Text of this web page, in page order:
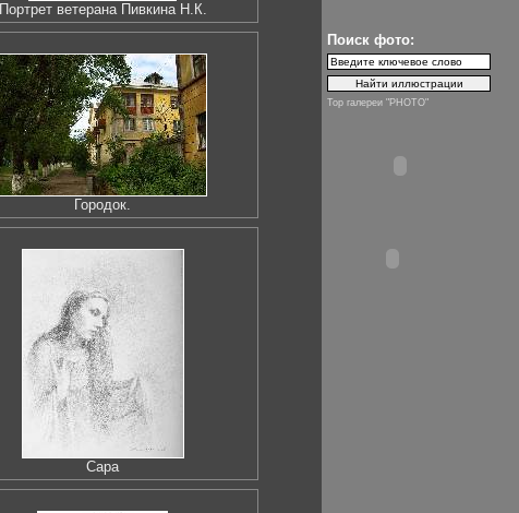
Портрет ветерана Пивкина Н.К.
Городок.
Сара
Поиск фото:
Top галереи "PHOTO"